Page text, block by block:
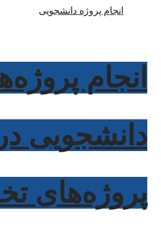
انجام پروژه دانشجویی
انجام
دانشجویی
پروژه‌های